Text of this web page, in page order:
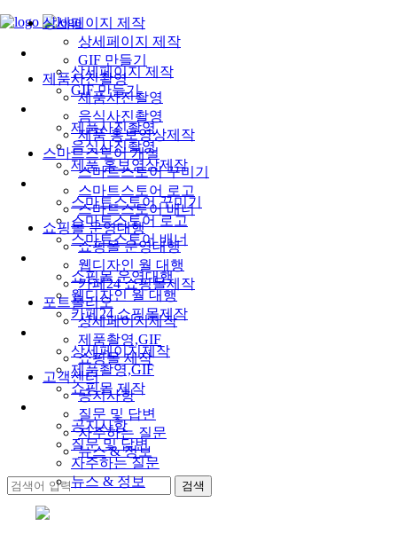
상세페이지 제작
상세페이지 제작
GIF 만들기
제품사진촬영
제품사진촬영
음식사진촬영
제품 홍보영상제작
스마트스토어 개설
스마트스토어 꾸미기
스마트스토어 로고
스마트스토어 배너
쇼핑몰 운영대행
쇼핑몰 운영대행
웹디자인 월 대행
카페24 쇼핑몰제작
포트폴리오
상세페이지제작
제품촬영,GIF
쇼핑몰 제작
고객센터
공지사항
질문 및 답변
자주하는 질문
뉴스 & 정보
상세페이지 제작
상세페이지 제작
GIF 만들기
제품사진촬영
제품사진촬영
음식사진촬영
제품 홍보영상제작
스마트스토어 개설
스마트스토어 꾸미기
스마트스토어 로고
스마트스토어 배너
쇼핑몰 운영대행
쇼핑몰 운영대행
웹디자인 월 대행
카페24 쇼핑몰제작
포트폴리오
상세페이지제작
제품촬영,GIF
쇼핑몰 제작
고객센터
공지사항
질문 및 답변
자주하는 질문
뉴스 & 정보